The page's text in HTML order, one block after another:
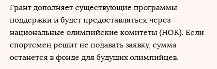
Грант дополняет существующие программы
поддержки и будет предоставляться через
национальные олимпийские комитеты (НОК). Если
спортсмен решит не подавать заявку, сумма
останется в фонде для будущих олимпийцев.